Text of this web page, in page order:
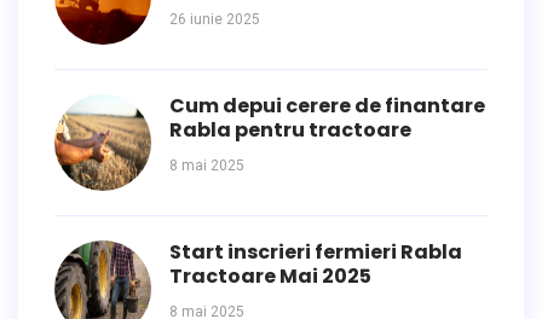
26 iunie 2025
Cum depui cerere de finantare
Rabla pentru tractoare
8 mai 2025
Start inscrieri fermieri Rabla
Tractoare Mai 2025
8 mai 2025